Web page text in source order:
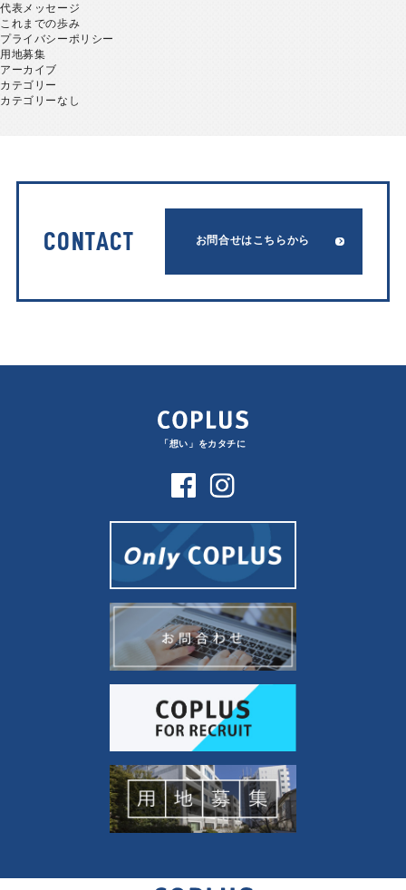
代表メッセージ
これまでの歩み
プライバシーポリシー
用地募集
アーカイブ
カテゴリー
カテゴリーなし
CONTACT お問合せはこちらから
「想い」をカタチに